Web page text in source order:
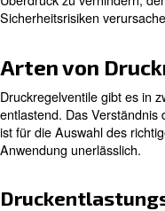
Ein Kompressor-
Kompressordruck und
Seine Hauptfunktion
aufrechtzuerhalten
zu ermöglichen.
Werkzeuge und